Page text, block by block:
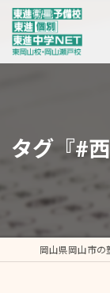
タグ『#